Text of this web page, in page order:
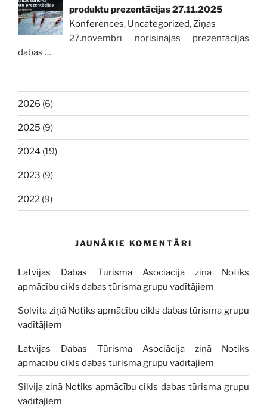
produktu prezentācijas 27.11.2025
Konferences, Uncategorized, Ziņas
27.novembrī norisinājās prezentācijās
dabas …
2026 (6)
2025 (9)
2024 (19)
2023 (9)
2022 (9)
JAUNĀKIE KOMENTĀRI
Latvijas Dabas Tūrisma Asociācija ziņā Notiks
apmācību cikls dabas tūrisma grupu vadītājiem
Solvita ziņā Notiks apmācību cikls dabas tūrisma grupu
vadītājiem
Latvijas Dabas Tūrisma Asociācija ziņā Notiks
apmācību cikls dabas tūrisma grupu vadītājiem
Silvija ziņā Notiks apmācību cikls dabas tūrisma grupu
vadītājiem